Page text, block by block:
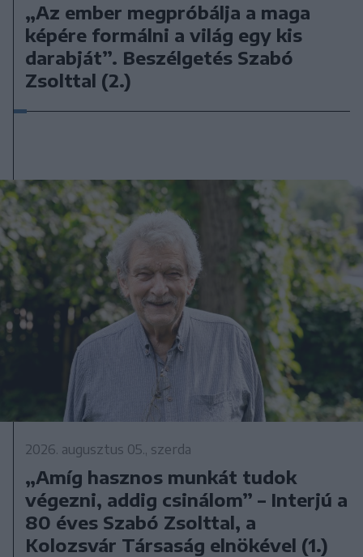
„Az ember megpróbálja a maga
képére formálni a világ egy kis
darabját”. Beszélgetés Szabó
Zsolttal (2.)
2026. augusztus 05., szerda
„Amíg hasznos munkát tudok
végezni, addig csinálom” – Interjú a
80 éves Szabó Zsolttal, a
Kolozsvár Társaság elnökével (1.)